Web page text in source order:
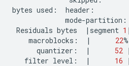
bytes used: header:
mode-partition:
Residuals bytes | segment 1 |
macroblocks:
| 22%
quantizer:
| 52 |
filter level: | 16 |